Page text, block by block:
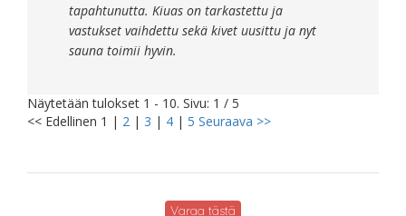
tapahtunutta. Kiuas on tarkastettu ja
vastukset vaihdettu sekä kivet uusittu ja nyt
sauna toimii hyvin.
Näytetään tulokset 1 - 10. Sivu: 1 / 5
<< Edellinen 1 | 2 | 3 | 4 | 5 Seuraava >>
Varaa tästä